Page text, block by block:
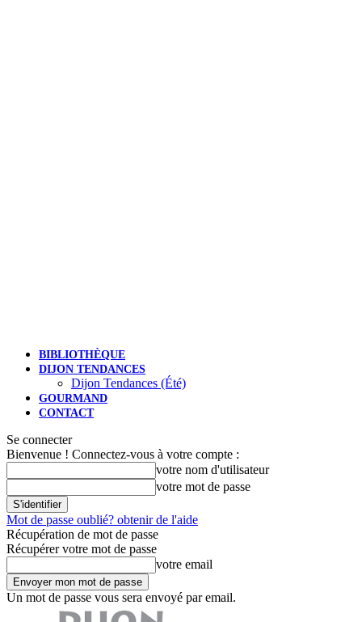
BIBLIOTHÈQUE
DIJON TENDANCES
Dijon Tendances (Été)
GOURMAND
CONTACT
Se connecter
Bienvenue ! Connectez-vous à votre compte :
votre nom d'utilisateur
votre mot de passe
Mot de passe oublié? obtenir de l'aide
Récupération de mot de passe
Récupérer votre mot de passe
votre email
Un mot de passe vous sera envoyé par email.